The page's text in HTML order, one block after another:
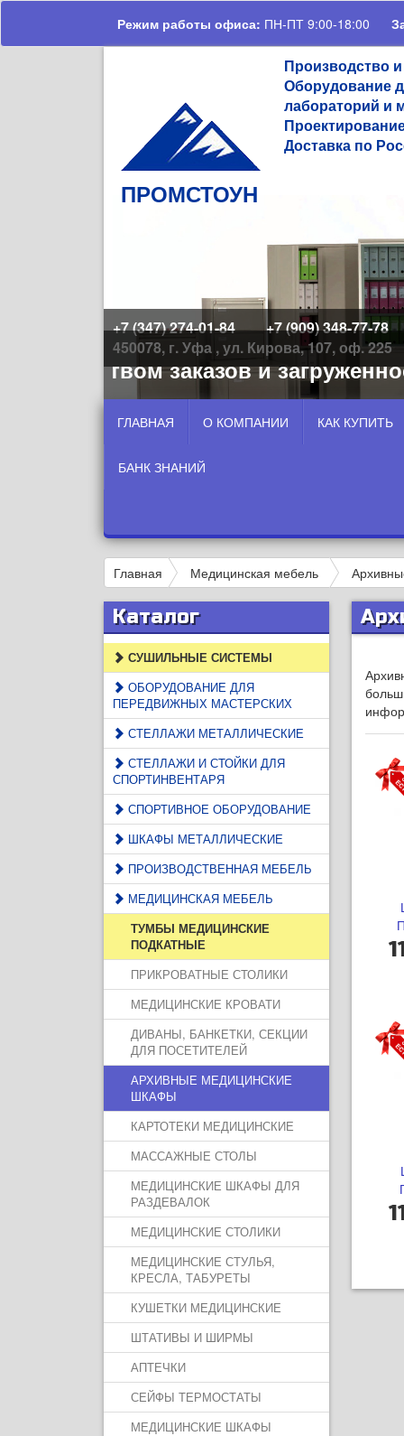
Режим работы офиса: ПН-ПТ 9:00-18:00
ПРОМСТОУН
Производство
Оборудование
лабораторий и
Доставка по
+7 (347) 274-01-84
+7 (909) 348-77-78
450078, г. Уфа , ул. Кирова, 107, оф. 225
заказов и
ГЛАВНАЯ О КОМПАНИИ КАК КУПИТЬ
БАНК ЗНАНИЙ
Главная Медицинская мебель
Каталог
СУШИЛЬНЫЕ СИСТЕМЫ
ОБОРУДОВАНИЕ ДЛЯ
ПЕРЕДВИЖНЫХ МАСТЕРСКИХ
СТЕЛЛАЖИ МЕТАЛЛИЧЕСКИЕ
СТЕЛЛАЖИ И СТОЙКИ ДЛЯ
СПОРТИНВЕНТАРЯ
СПОРТИВНОЕ ОБОРУДОВАНИЕ
ШКАФЫ МЕТАЛЛИЧЕСКИЕ
ПРОИЗВОДСТВЕННАЯ МЕБЕЛЬ
МЕДИЦИНСКАЯ МЕБЕЛЬ
ТУМБЫ МЕДИЦИНСКИЕ
ПОДКАТНЫЕ
ПРИКРОВАТНЫЕ СТОЛИКИ
МЕДИЦИНСКИЕ КРОВАТИ
ДИВАНЫ, БАНКЕТКИ, СЕКЦИИ
ДЛЯ ПОСЕТИТЕЛЕЙ
АРХИВНЫЕ МЕДИЦИНСКИЕ
ШКАФЫ
КАРТОТЕКИ МЕДИЦИНСКИЕ
МАССАЖНЫЕ СТОЛЫ
МЕДИЦИНСКИЕ ШКАФЫ ДЛЯ
РАЗДЕВАЛОК
МЕДИЦИНСКИЕ СТОЛИКИ
МЕДИЦИНСКИЕ СТУЛЬЯ,
КРЕСЛА, ТАБУРЕТЫ
КУШЕТКИ МЕДИЦИНСКИЕ
ШТАТИВЫ И ШИРМЫ
АПТЕЧКИ
СЕЙФЫ ТЕРМОСТАТЫ
МЕДИЦИНСКИЕ ШКАФЫ